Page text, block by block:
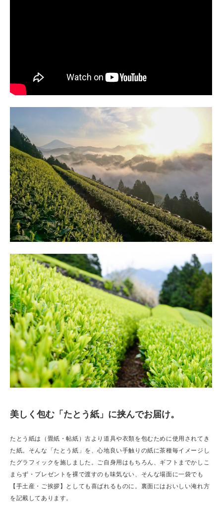
美しく包む「たとう紙」に挟んでお届け。
たとう紙は（畳紙・帖紙）古より道具や衣類を包むために使用されてき
た紙。そんな「たとう紙」を、心地良い手触りの紙に茶種毎イメージし
たグラフィックを施しました。ご自身用はもちろん、ギフトまでかしこ
まらず・プレゼントを裸で渡すのも味気ない、そんな場面に一袋でも
【手土産・ご挨拶】としても喜ばれるものに。裏面にはおいしい淹れ方
を記載してあります。